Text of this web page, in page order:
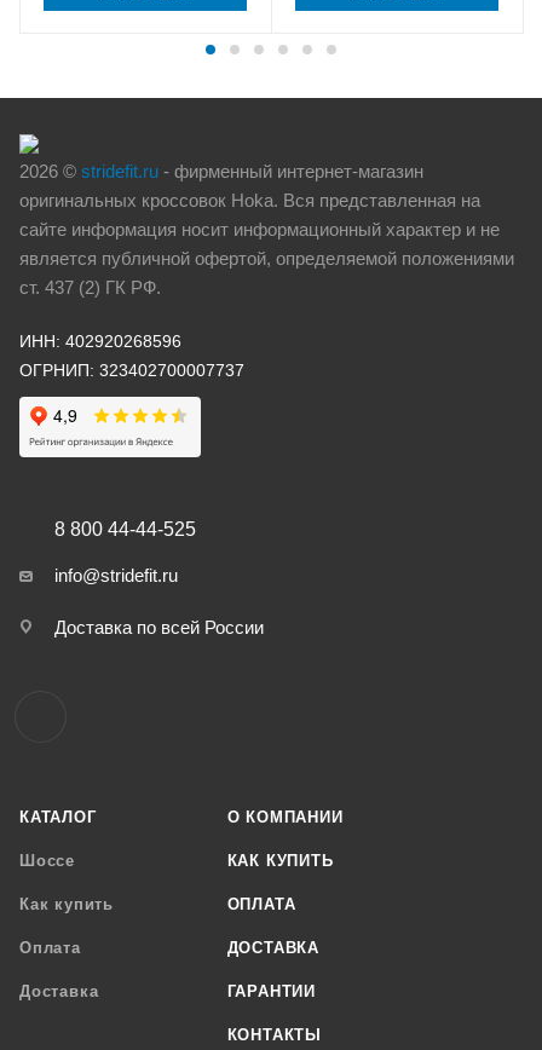
2026 © stridefit.ru - фирменный интернет-магазин
оригинальных кроссовок Hoka. Вся представленная на
сайте информация носит информационный характер и не
является публичной офертой, определяемой положениями
ст. 437 (2) ГК РФ.
ИНН: 402920268596
ОГРНИП: 323402700007737
КАТАЛОГ
Шоссе
Как купить
Оплата
Доставка
О КОМПАНИИ
КАК КУПИТЬ
ОПЛАТА
ДОСТАВКА
ГАРАНТИИ
КОНТАКТЫ
8 800 44-44-525
info@stridefit.ru
Доставка по всей России